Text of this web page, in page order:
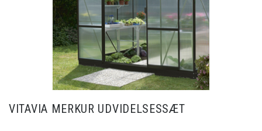
VITAVIA MERKUR UDVIDELSESSÆT